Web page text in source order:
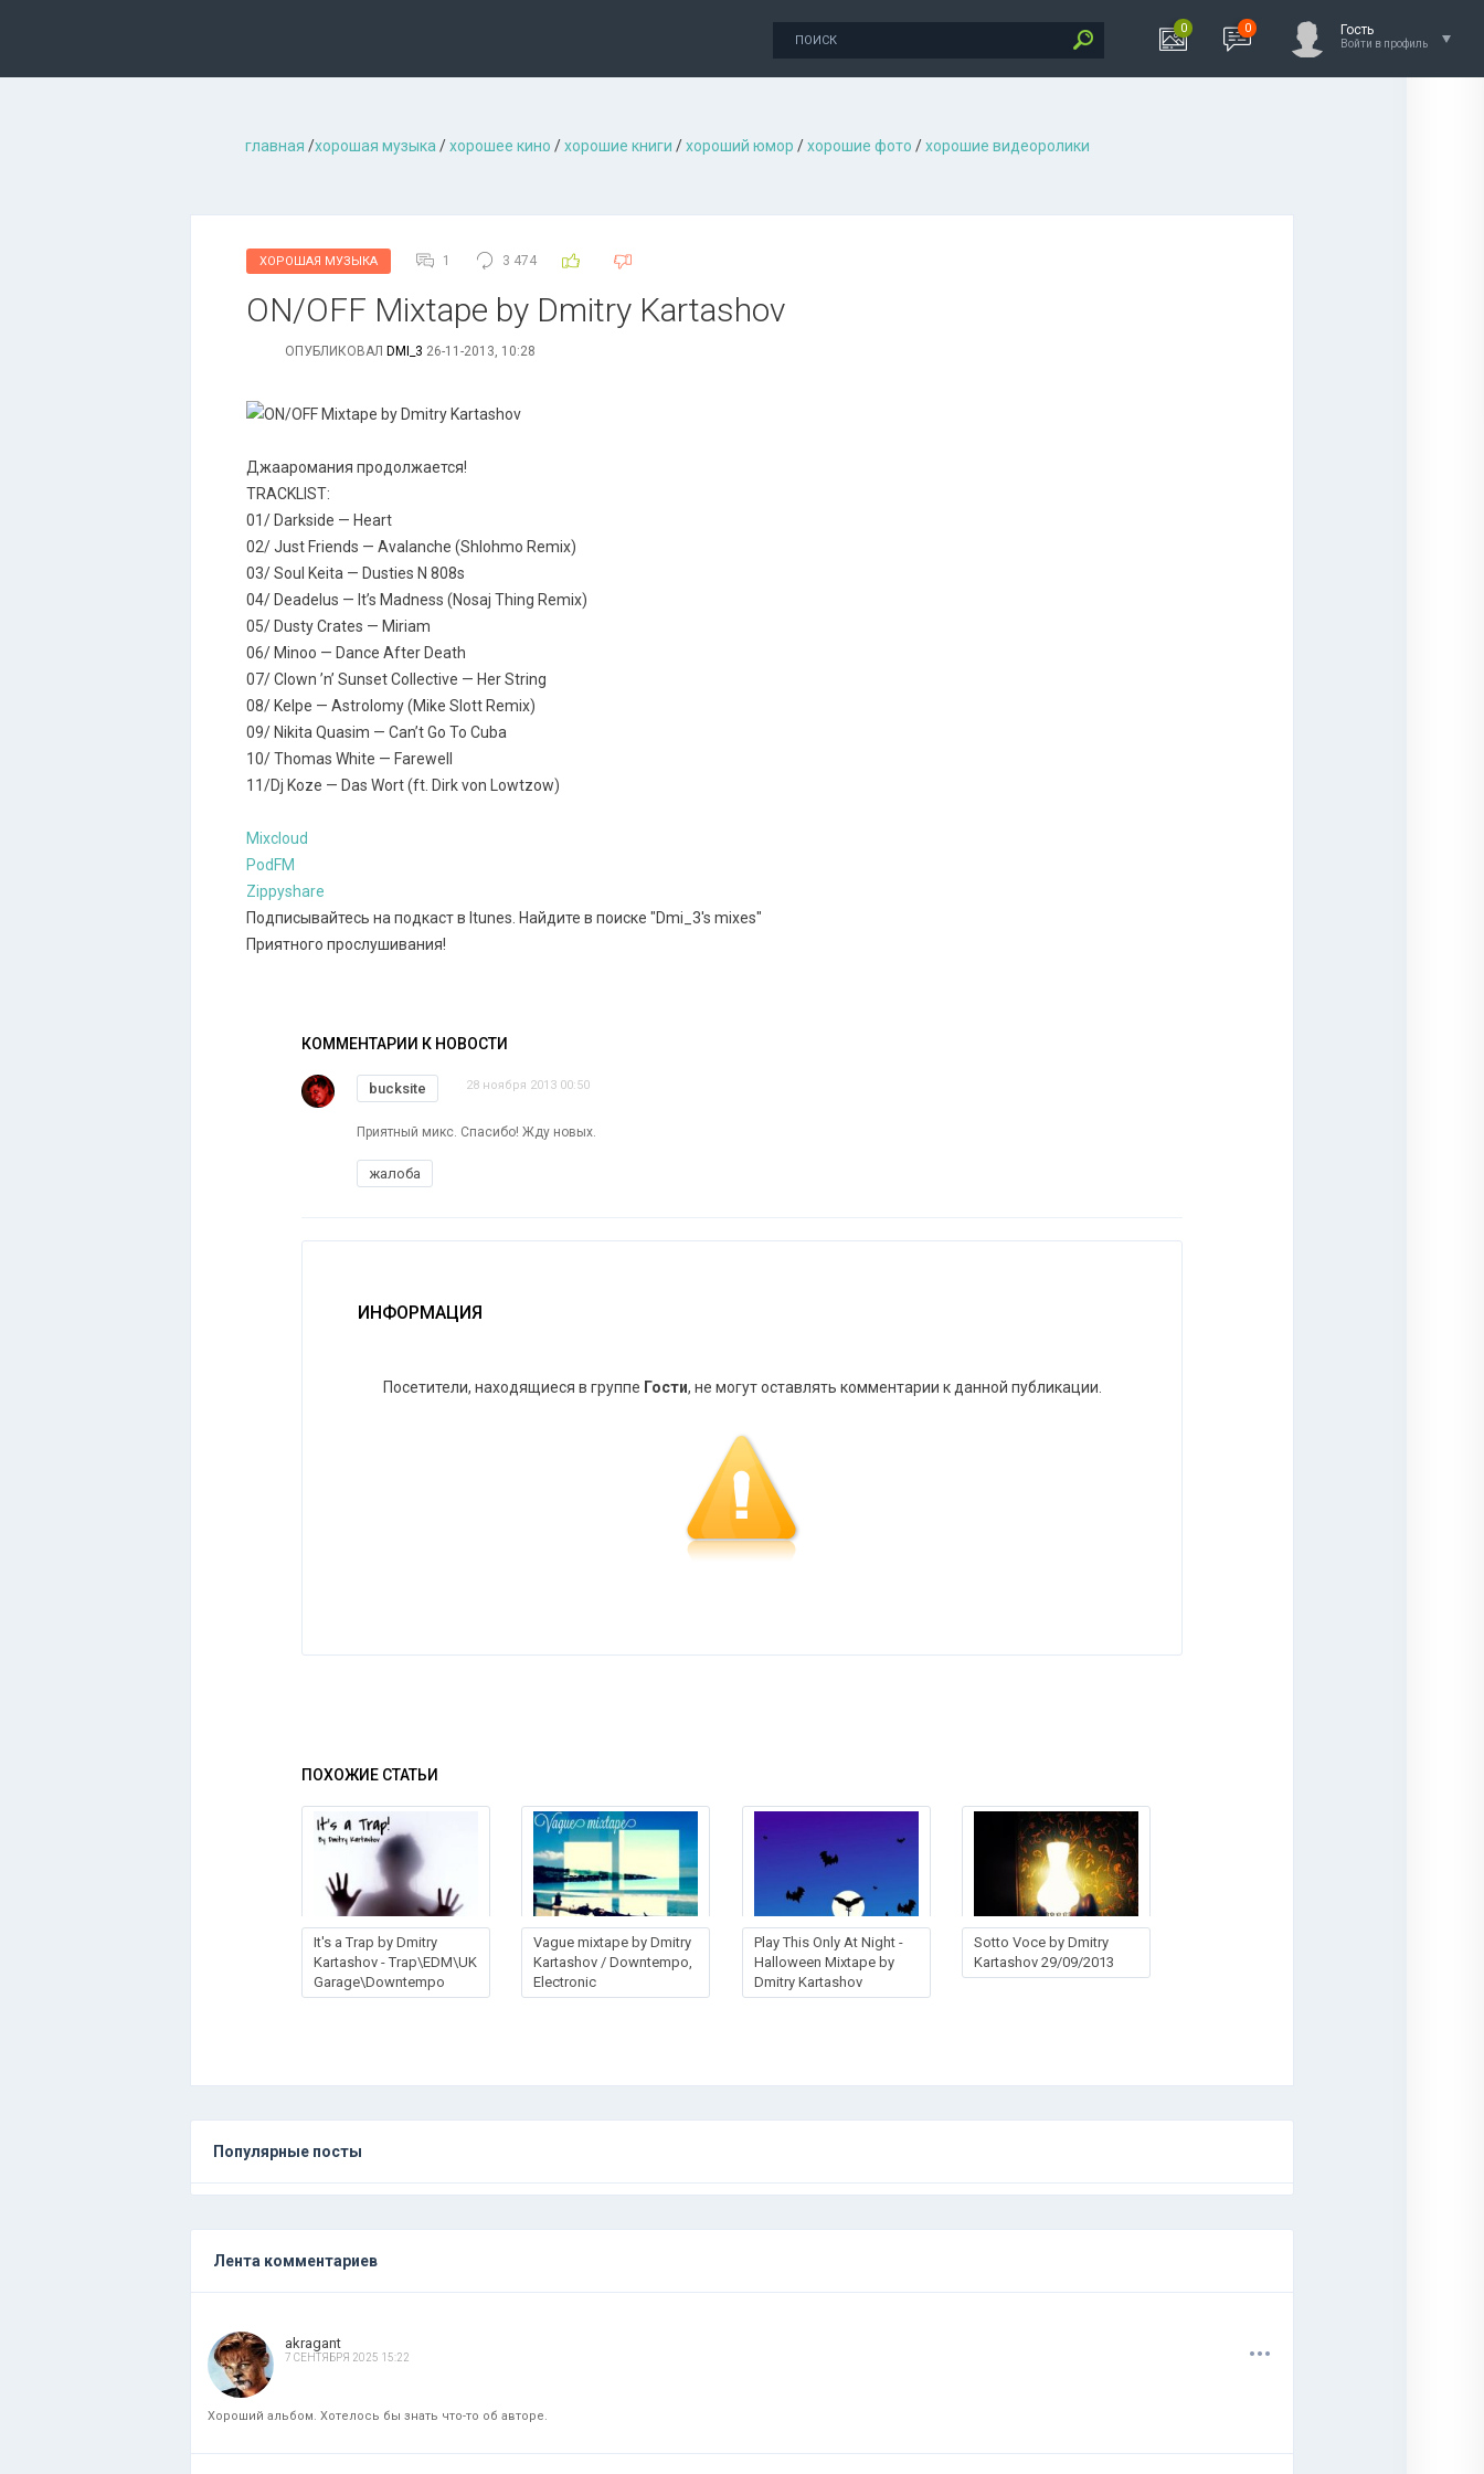
0 0 Гость
Войти в профиль
главная /хорошая музыкa /хорошее кино /хорошие книги /хороший юмор /хорошие фото /хорошие видеоролики
ХОРОШАЯ МУЗЫКА 1 3 474
ON/OFF Mixtape by Dmitry Kartashov
ОПУБЛИКОВАЛ DMI_3 26-11-2013, 10:28
Джааромания продолжается!
TRACKLIST:
01/ Darkside — Heart
02/ Just Friends — Avalanche (Shlohmo Remix)
03/ Soul Keita — Dusties N 808s
04/ Deadelus — It’s Madness (Nosaj Thing Remix)
05/ Dusty Crates — Miriam
06/ Minoo — Dance After Death
07/ Clown ’n’ Sunset Collective — Her String
08/ Kelpe — Astrolomy (Mike Slott Remix)
09/ Nikita Quasim — Can’t Go To Cuba
10/ Thomas White — Farewell
11/Dj Koze — Das Wort (ft. Dirk von Lowtzow)
Mixcloud
PodFM
Zippyshare
Подписывайтесь на подкаст в Itunes. Найдите в поиске "Dmi_3's mixes"
Приятного прослушивания!
КОММЕНТАРИИ К НОВОСТИ
bucksite 28 ноября 2013 00:50
Приятный микс. Спасибо! Жду новых.
жалоба
ИНФОРМАЦИЯ
Посетители, находящиеся в группе Гости, не могут оставлять комментарии к данной публикации.
ПОХОЖИЕ СТАТЬИ
It's a Trap by Dmitry
Kartashov - Trap\EDM\UK
Garage\Downtempo
Vague mixtape by Dmitry
Kartashov / Downtempo,
Electronic
Play This Only At Night -
Halloween Mixtape by
Dmitry Kartashov
Sotto Voce by Dmitry
Kartashov 29/09/2013
Популярные посты
Лента комментариев
akragant
7 СЕНТЯБРЯ 2025 15:22 ...
Хороший альбом. Хотелось бы знать что-то об авторе.